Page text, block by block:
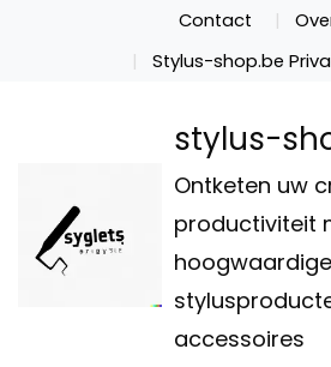
Contact
Stylus-shop.be
stylus-
Ontketen uw
productiviteit
hoogwaardige
accessoires